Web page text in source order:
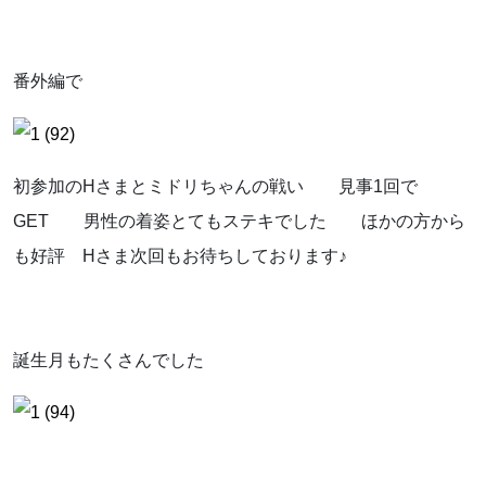
番外編で
初参加のHさまとミドリちゃんの戦い 見事1回で
GET 男性の着姿とてもステキでした ほかの方から
も好評 Hさま次回もお待ちしております♪
誕生月もたくさんでした